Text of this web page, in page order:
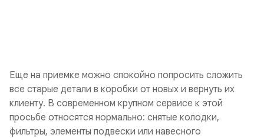
Еще на приемке можно спокойно попросить сложить
все старые детали в коробки от новых и вернуть их
клиенту. В современном крупном сервисе к этой
просьбе относятся нормально: снятые колодки,
фильтры, элементы подвески или навесного